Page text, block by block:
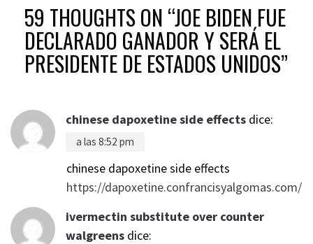
59 THOUGHTS ON “JOE BIDEN FUE
DECLARADO GANADOR Y SERÁ EL
PRESIDENTE DE ESTADOS UNIDOS”
chinese dapoxetine side effects dice:
a las 8:52 pm
chinese dapoxetine side effects
https://dapoxetine.confrancisyalgomas.com/
ivermectin substitute over counter
walgreens dice: